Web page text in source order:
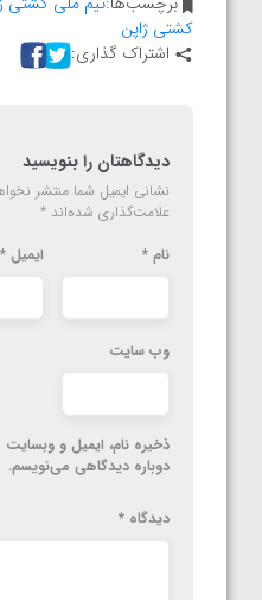
کشتی ژاپن
اشتراک گذاری:
دیدگاهتان را بنویسید
نشانی ایمیل شما منتشر
علامت‌گذاری شده‌اند *
نام * ایمیل *
وب‌ سایت
ذخیره نام، ایمیل و
دوباره دیدگاهی می‌نویسم.
دیدگاه *